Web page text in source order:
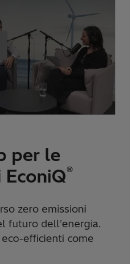
per le
®
zero emissioni
futuro dell’energia.
eco-efficienti come